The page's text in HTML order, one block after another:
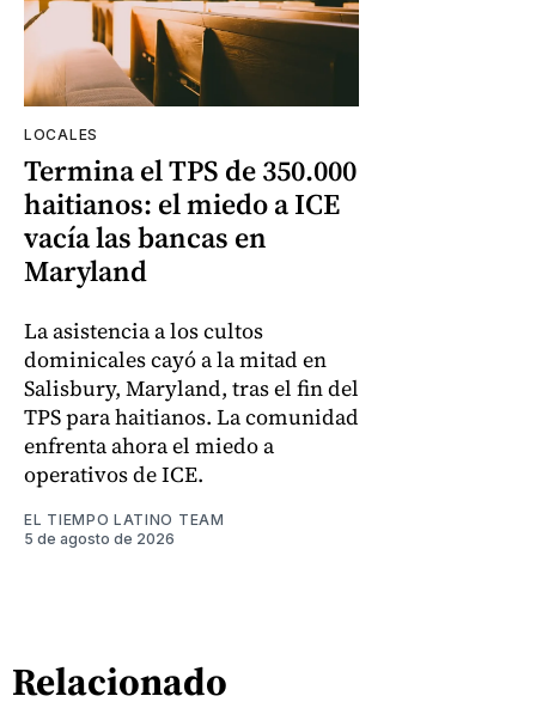
LOCALES
Termina el TPS de 350.000
haitianos: el miedo a ICE
vacía las bancas en
Maryland
La asistencia a los cultos
dominicales cayó a la mitad en
Salisbury, Maryland, tras el fin del
TPS para haitianos. La comunidad
enfrenta ahora el miedo a
operativos de ICE.
EL TIEMPO LATINO TEAM
5 de agosto de 2026
Relacionado